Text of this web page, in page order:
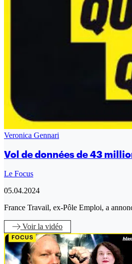
Veronica Gennari
Vol de données de 43
Le Focus
05.04.2024
France Travail, ex-Pôle Emploi, a
Voirla vidéo